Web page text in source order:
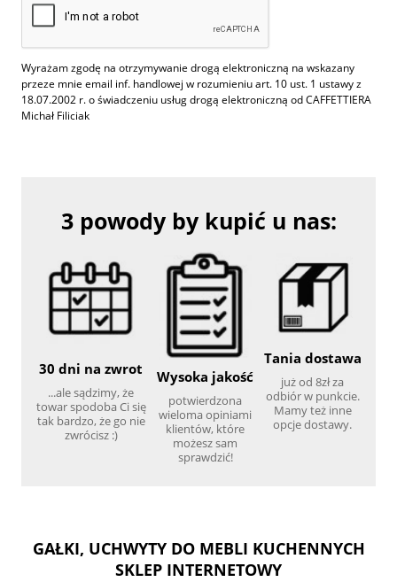
Wyrażam zgodę na otrzymywanie drogą elektroniczną na wskazany
przeze mnie email inf. handlowej w rozumieniu art. 10 ust. 1 ustawy z
18.07.2002 r. o świadczeniu usług drogą elektroniczną od CAFFETTIERA
Michał Filiciak
3 powody by kupić u nas:
30 dni na zwrot
...ale sądzimy, że
towar spodoba Ci się
tak bardzo, że go nie
zwrócisz :)
Wysoka jakość
potwierdzona
wieloma opiniami
klientów, które
możesz sam
sprawdzić!
Tania dostawa
już od 8zł za
odbiór w punkcie.
Mamy też inne
opcje dostawy.
GAŁKI, UCHWYTY DO MEBLI KUCHENNYCH
SKLEP INTERNETOWY